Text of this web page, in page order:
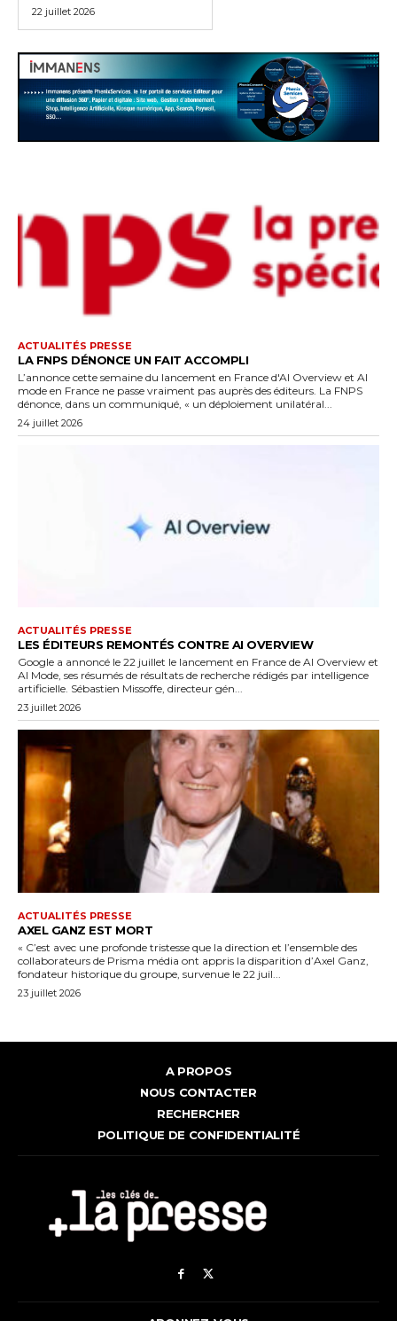
22 juillet 2026
ACTUALITÉS PRESSE
LA FNPS DÉNONCE UN FAIT ACCOMPLI
L’annonce cette semaine du lancement en France d'AI Overview et AI
mode en France ne passe vraiment pas auprès des éditeurs. La FNPS
dénonce, dans un communiqué, « un déploiement unilatéral...
24 juillet 2026
ACTUALITÉS PRESSE
LES ÉDITEURS REMONTÉS CONTRE AI OVERVIEW
Google a annoncé le 22 juillet le lancement en France de AI Overview et
AI Mode, ses résumés de résultats de recherche rédigés par intelligence
artificielle. Sébastien Missoffe, directeur gén...
23 juillet 2026
ACTUALITÉS PRESSE
AXEL GANZ EST MORT
« C’est avec une profonde tristesse que la direction et l’ensemble des
collaborateurs de Prisma média ont appris la disparition d’Axel Ganz,
fondateur historique du groupe, survenue le 22 juil...
23 juillet 2026
A PROPOS
NOUS CONTACTER
RECHERCHER
POLITIQUE DE CONFIDENTIALITÉ